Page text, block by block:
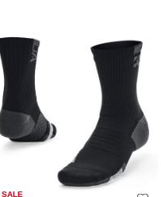
SALE